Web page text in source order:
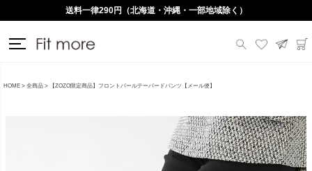
送料一律290円（北海道・沖縄・一部地域除く）
HOME 全商品 【ZOZO限定商品】フロントパールテーパードパンツ【メール便】